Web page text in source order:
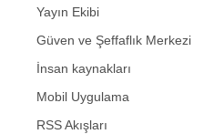
Yayın Ekibi
Güven ve Şeffaflık Merkezi
İnsan kaynakları
Mobil Uygulama
RSS Akışları